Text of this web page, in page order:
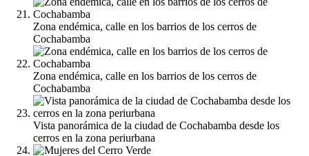
Zona endémica, calle en los barrios de los cerros de
Cochabamba
Zona endémica, calle en los barrios de los cerros de
Cochabamba
Vista panorámica de la ciudad de Cochabamba desde los
cerros en la zona periurbana